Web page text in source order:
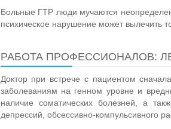
Больные ГТР люди мучаются
психическое нарушение может вылечить
РАБОТА ПРОФЕССИОНАЛОВ:
Доктор при встрече с пациентом
заболеваниям на генном уровне и
наличие соматических болезней, а
депрессий, обсессивно-компульсивного